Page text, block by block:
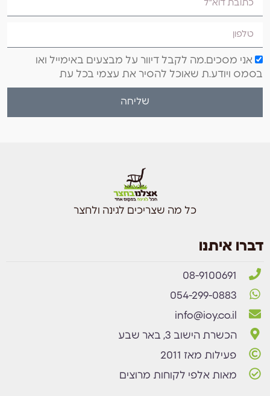
אני מסכים.מה לקבל דיוור על מבצעים באימייל ואו
בסמס ויודע.ת שאוכל להסיר את עצמי בכל עת
שליחה
כל מה שצריכים לגינה ולחצר
דברו איתנו
08-9100691
054-299-0883
info@ioy.co.il
הכשרת הישוב 3, באר שבע
פעילות מאז 2011
מאות אלפי לקוחות מרוצים